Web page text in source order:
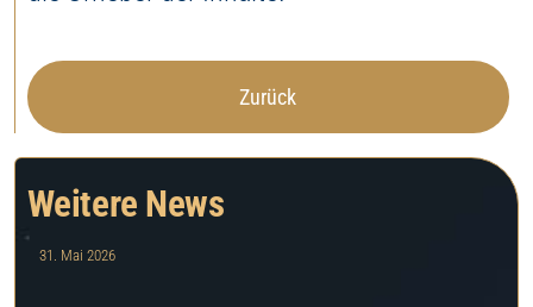
Zurück
Weitere News
31. Mai 2026